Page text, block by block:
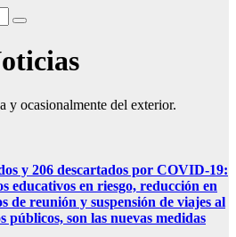
y ocasionalmente del exterior.
y 206 descartados por COVID-19:
educativos en riesgo, reducción en
de reunión y suspensión de viajes al
públicos, son las nuevas medidas